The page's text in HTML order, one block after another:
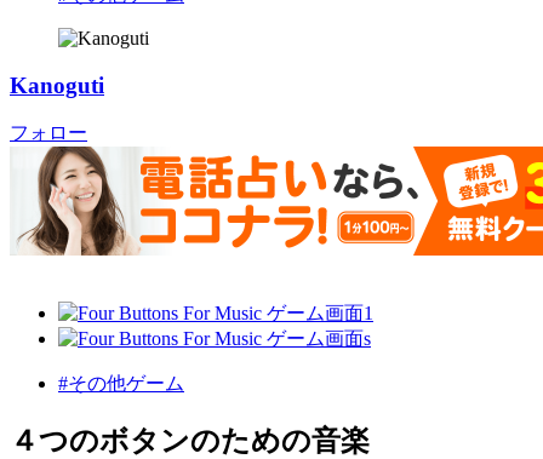
Kanoguti
フォロー
#その他ゲーム
４つのボタンのための音楽